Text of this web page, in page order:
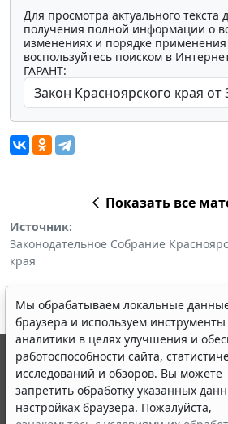
Для просмотра актуального текста
получения полной информации о
изменениях и порядке применения
воспользуйтесь поиском в
ГАРАНТ:
Показать все
Источник:
Законодательное Собрание
края
Мы обрабатываем локальные
браузера и используем инструменты
аналитики в целях улучшения и
работоспособности сайта,
исследований и обзоров. Вы можете
запретить обработку указанных
настройках браузера. Пожалуйста,
© ООО "НПП "ГАРАНТ-СЕРВИС", 2026.
выпускается с 1990 года. Компания
являются участниками Российской
информации ГАРАНТ.